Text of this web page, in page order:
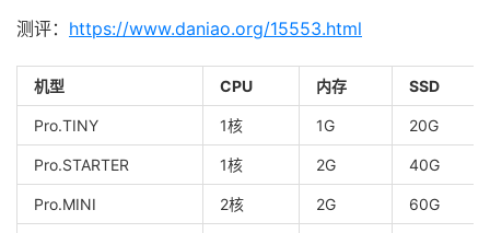
测评： https://www.daniao.org/15553.html
机型 CPU 内存 SSD
Pro.TINY 1核 1G 20G
Pro.STARTER 1核 2G 40G
Pro.MINI 2核 2G 60G